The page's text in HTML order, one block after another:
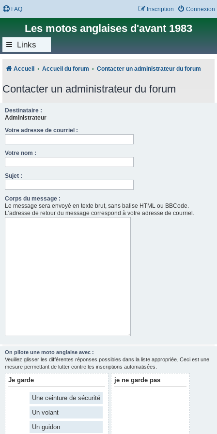
FAQ Connexion
Inscription
Les motos anglaises d'avant 1983
Links
Accueil Accueil du forum Contacter un administrateur du forum
Contacter un administrateur du forum
Destinataire :
Administrateur
Votre adresse de courriel :
Votre nom :
Sujet :
Corps du message :
Le message sera envoyé en texte brut, sans balise HTML ou BBCode.
L’adresse de retour du message correspond à votre adresse de courriel.
On pilote une moto anglaise avec :
Veuillez glisser les différentes réponses possibles dans la liste appropriée. Ceci est une
mesure permettant de lutter contre les inscriptions automatisées.
Je garde
Une ceinture de sécurité
Un volant
Un guidon
je ne garde pas